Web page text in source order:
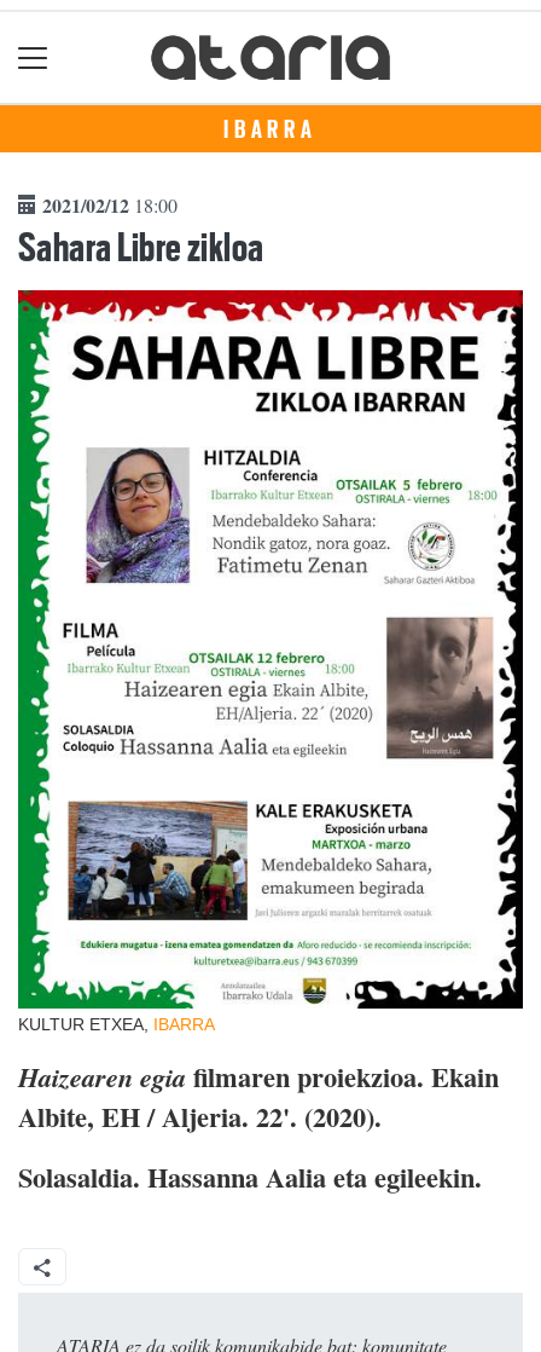
IBARRA
2021/02/12 18:00
Sahara Libre zikloa
KULTUR ETXEA, IBARRA
Haizearen egia filmaren proiekzioa. Ekain
Albite, EH / Aljeria. 22'. (2020).
Solasaldia. Hassanna Aalia eta egileekin.
ATARIA ez da soilik komunikabide bat: komunitate